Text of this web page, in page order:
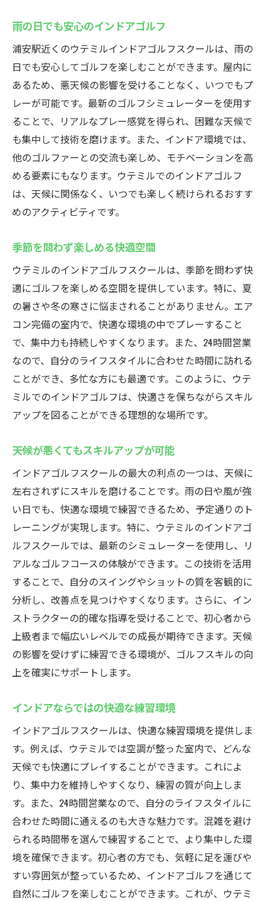
雨の日でも安心のインドアゴルフ
浦安駅近くのウテミルインドアゴルフスクールは、雨の
日でも安心してゴルフを楽しむことができます。屋内に
あるため、悪天候の影響を受けることなく、いつでもプ
レーが可能です。最新のゴルフシミュレーターを使用す
ることで、リアルなプレー感覚を得られ、困難な天候で
も集中して技術を磨けます。また、インドア環境では、
他のゴルファーとの交流も楽しめ、モチベーションを高
める要素にもなります。ウテミルでのインドアゴルフ
は、天候に関係なく、いつでも楽しく続けられるおすす
めのアクティビティです。
季節を問わず楽しめる快適空間
ウテミルのインドアゴルフスクールは、季節を問わず快
適にゴルフを楽しめる空間を提供しています。特に、夏
の暑さや冬の寒さに悩まされることがありません。エア
コン完備の室内で、快適な環境の中でプレーすること
で、集中力も持続しやすくなります。また、24時間営業
なので、自分のライフスタイルに合わせた時間に訪れる
ことができ、多忙な方にも最適です。このように、ウテ
ミルでのインドアゴルフは、快適さを保ちながらスキル
アップを図ることができる理想的な場所です。
天候が悪くてもスキルアップが可能
インドアゴルフスクールの最大の利点の一つは、天候に
左右されずにスキルを磨けることです。雨の日や風が強
い日でも、快適な環境で練習できるため、予定通りのト
レーニングが実現します。特に、ウテミルのインドアゴ
ルフスクールでは、最新のシミュレーターを使用し、リ
アルなゴルフコースの体験ができます。この技術を活用
することで、自分のスイングやショットの質を客観的に
分析し、改善点を見つけやすくなります。さらに、イン
ストラクターの的確な指導を受けることで、初心者から
上級者まで幅広いレベルでの成長が期待できます。天候
の影響を受けずに練習できる環境が、ゴルフスキルの向
上を確実にサポートします。
インドアならではの快適な練習環境
インドアゴルフスクールは、快適な練習環境を提供しま
す。例えば、ウテミルでは空調が整った室内で、どんな
天候でも快適にプレイすることができます。これによ
り、集中力を維持しやすくなり、練習の質が向上しま
す。また、24時間営業なので、自分のライフスタイルに
合わせた時間に通えるのも大きな魅力です。混雑を避け
られる時間帯を選んで練習することで、より集中した環
境を確保できます。初心者の方でも、気軽に足を運びや
すい雰囲気が整っているため、インドアゴルフを通じて
自然にゴルフを楽しむことができます。これが、ウテミ